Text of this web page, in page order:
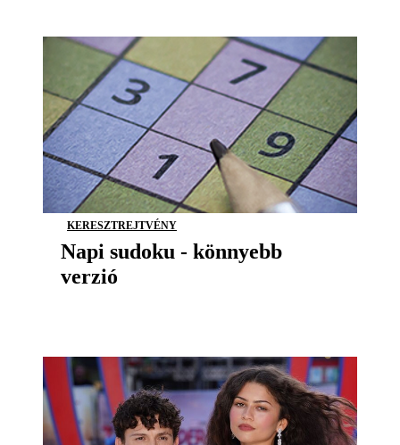
KERESZTREJTVÉNY
Napi sudoku - könnyebb
verzió